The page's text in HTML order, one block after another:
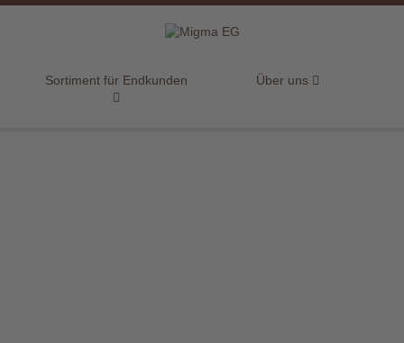
Sortiment für Endkunden Über uns